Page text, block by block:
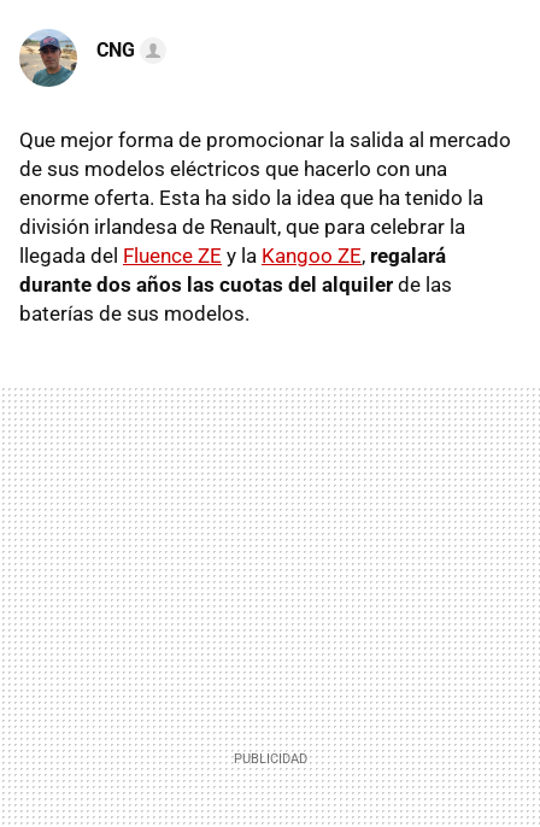
CNG
Que mejor forma de promocionar la salida al mercado
de sus modelos eléctricos que hacerlo con una
enorme oferta. Esta ha sido la idea que ha tenido la
división irlandesa de Renault, que para celebrar la
llegada del Fluence ZE y la Kangoo ZE, regalará
durante dos años las cuotas del alquiler de las
baterías de sus modelos.